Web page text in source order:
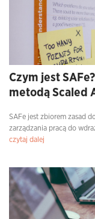
Czym jest
metodą Scaled
SAFe jest zbiorem zasad
zarządzania pracą do
czytaj dalej